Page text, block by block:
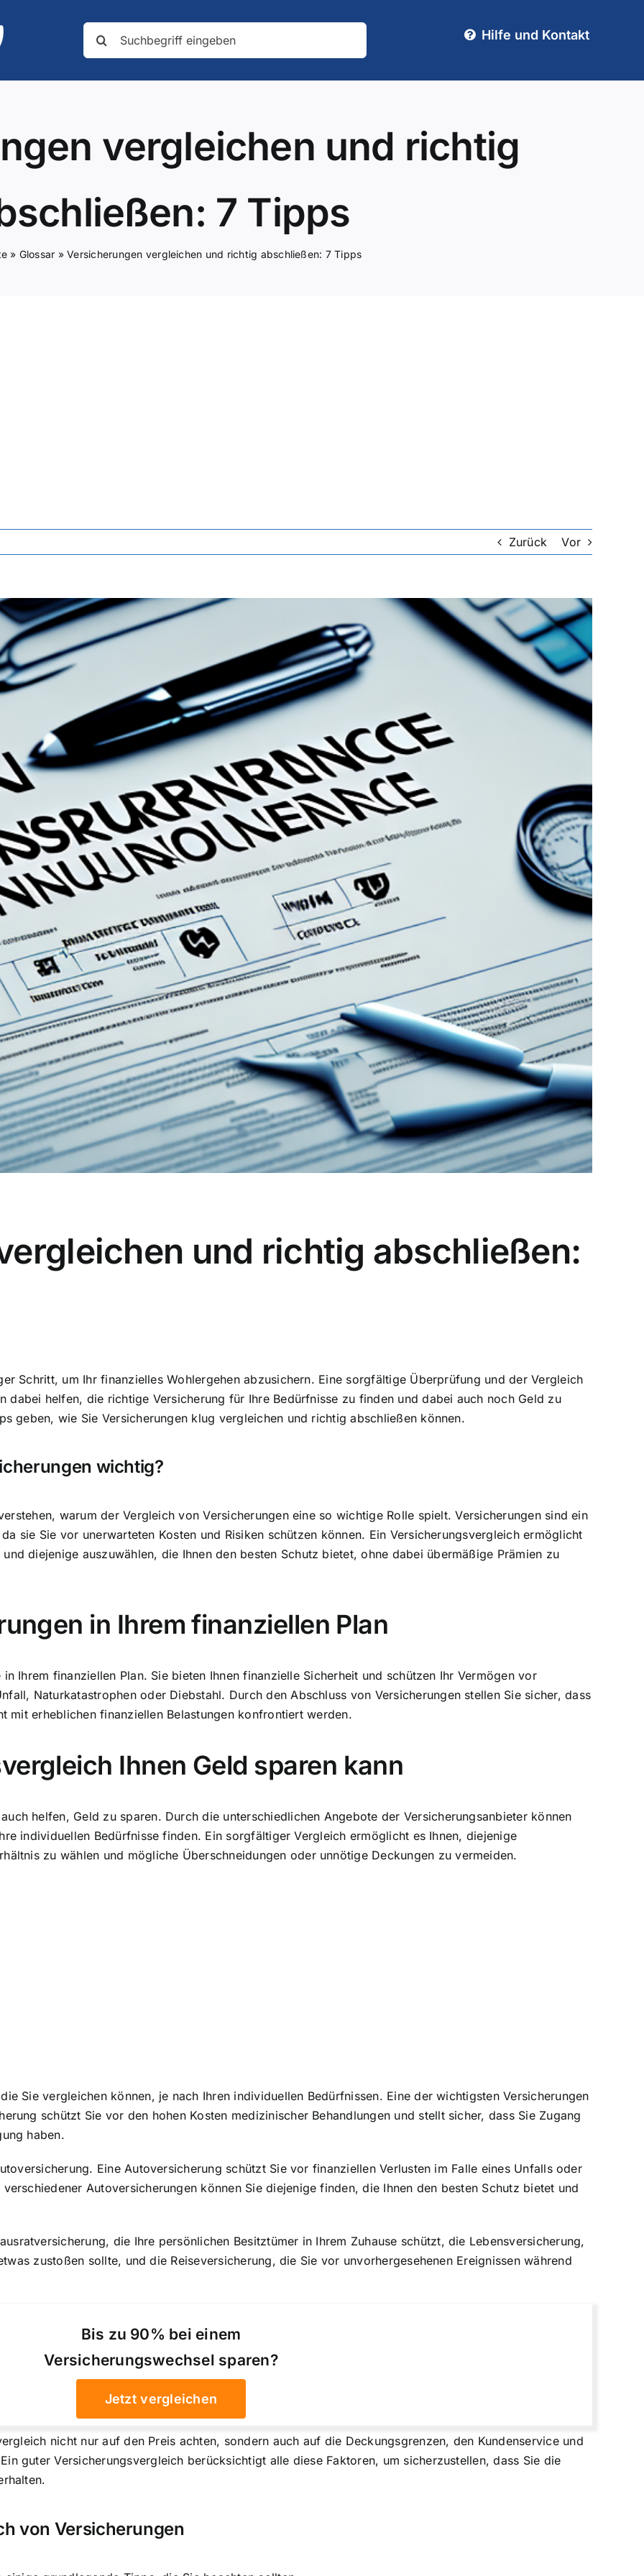
nach:
Hilfe und Kontakt
vergleichen und richtig
7 Tipps
» Glossar »Versicherungen vergleichen und richtig abschließen: 7 Tipps
Zurück Vor
und richtig abschließen:
Schritt, um Ihr finanzielles Wohlergehen abzusichern. Eine sorgfältige Überprüfung und der Vergleich
dabei helfen, die richtige Versicherung für Ihre Bedürfnisse zu finden und dabei auch noch Geld zu
geben, wie Sie Versicherungen klug vergleichen und richtig abschließen können.
wichtig?
warum der Vergleich von Versicherungen eine so wichtige Rolle spielt. Versicherungen sind ein
sie Sie vor unerwarteten Kosten und Risiken schützen können. Ein Versicherungsvergleich ermöglicht
diejenige auszuwählen, die Ihnen den besten Schutz bietet, ohne dabei übermäßige Prämien zu
in Ihrem finanziellen Plan
Ihrem finanziellen Plan. Sie bieten Ihnen finanzielle Sicherheit und schützen Ihr Vermögen vor
Naturkatastrophen oder Diebstahl. Durch den Abschluss von Versicherungen stellen Sie sicher, dass
mit erheblichen finanziellen Belastungen konfrontiert werden.
Ihnen Geld sparen kann
helfen, Geld zu sparen. Durch die unterschiedlichen Angebote der Versicherungsanbieter können
individuellen Bedürfnisse finden. Ein sorgfältiger Vergleich ermöglicht es Ihnen, diejenige
zu wählen und mögliche Überschneidungen oder unnötige Deckungen zu vermeiden.
Sie vergleichen können, je nach Ihren individuellen Bedürfnissen. Eine der wichtigsten Versicherungen
schützt Sie vor den hohen Kosten medizinischer Behandlungen und stellt sicher, dass Sie Zugang
haben.
Eine Autoversicherung schützt Sie vor finanziellen Verlusten im Falle eines Unfalls oder
Autoversicherungen können Sie diejenige finden, die Ihnen den besten Schutz bietet und
die Ihre persönlichen Besitztümer in Ihrem Zuhause schützt, die Lebensversicherung,
zustoßen sollte, und die Reiseversicherung, die Sie vor unvorhergesehenen Ereignissen während
Bis zu 90% bei einem
Versicherungswechsel sparen?
Jetzt vergleichen
nicht nur auf den Preis achten, sondern auch auf die Deckungsgrenzen, den Kundenservice und
guter Versicherungsvergleich berücksichtigt alle diese Faktoren, um sicherzustellen, dass Sie die
von Versicherungen